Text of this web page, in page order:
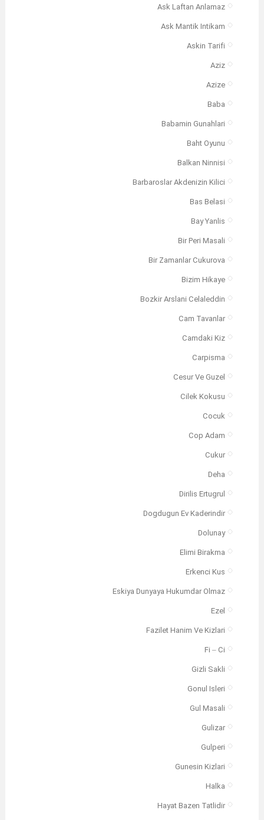
Ask Laftan Anlamaz
Ask Mantik Intikam
Askin Tarifi
Aziz
Azize
Baba
Babamin Gunahlari
Baht Oyunu
Balkan Ninnisi
Barbaroslar Akdenizin Kilici
Bas Belasi
Bay Yanlis
Bir Peri Masali
Bir Zamanlar Cukurova
Bizim Hikaye
Bozkir Arslani Celaleddin
Cam Tavanlar
Camdaki Kiz
Carpisma
Cesur Ve Guzel
Cilek Kokusu
Cocuk
Cop Adam
Cukur
Deha
Dirilis Ertugrul
Dogdugun Ev Kaderindir
Dolunay
Elimi Birakma
Erkenci Kus
Eskiya Dunyaya Hukumdar Olmaz
Ezel
Fazilet Hanim Ve Kizlari
Fi – Ci
Gizli Sakli
Gonul Isleri
Gul Masali
Gulizar
Gulperi
Gunesin Kizlari
Halka
Hayat Bazen Tatlidir